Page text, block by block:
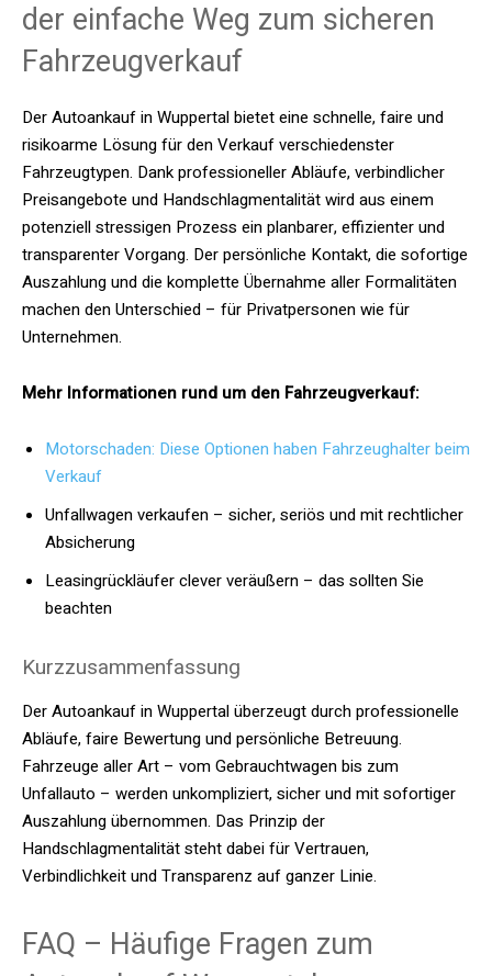
der einfache Weg zum sicheren
Fahrzeugverkauf
Der Autoankauf in Wuppertal bietet eine schnelle, faire und
risikoarme Lösung für den Verkauf verschiedenster
Fahrzeugtypen. Dank professioneller Abläufe, verbindlicher
Preisangebote und Handschlagmentalität wird aus einem
potenziell stressigen Prozess ein planbarer, effizienter und
transparenter Vorgang. Der persönliche Kontakt, die sofortige
Auszahlung und die komplette Übernahme aller Formalitäten
machen den Unterschied – für Privatpersonen wie für
Unternehmen.
Mehr Informationen rund um den Fahrzeugverkauf:
Motorschaden: Diese Optionen haben Fahrzeughalter beim
Verkauf
Unfallwagen verkaufen – sicher, seriös und mit rechtlicher
Absicherung
Leasingrückläufer clever veräußern – das sollten Sie
beachten
Kurzzusammenfassung
Der Autoankauf in Wuppertal überzeugt durch professionelle
Abläufe, faire Bewertung und persönliche Betreuung.
Fahrzeuge aller Art – vom Gebrauchtwagen bis zum
Unfallauto – werden unkompliziert, sicher und mit sofortiger
Auszahlung übernommen. Das Prinzip der
Handschlagmentalität steht dabei für Vertrauen,
Verbindlichkeit und Transparenz auf ganzer Linie.
FAQ – Häufige Fragen zum